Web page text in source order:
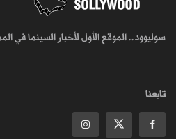
سوليوود.. الموقع الأول لأخبار السينما في
تابعنا